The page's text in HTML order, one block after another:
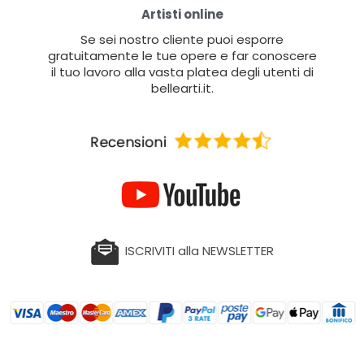
Artisti online
Se sei nostro cliente puoi esporre
gratuitamente le tue opere e far conoscere
il tuo lavoro alla vasta platea degli utenti di
bellearti.it.
ISCRIVITI alla NEWSLETTER